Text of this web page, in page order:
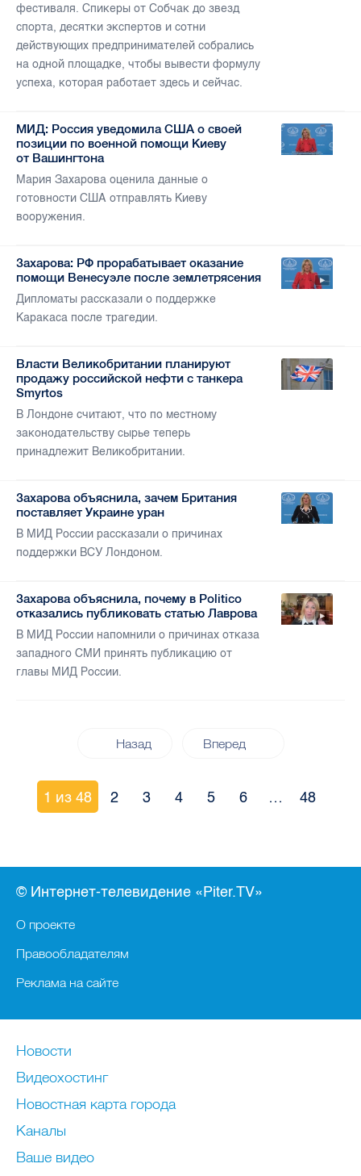
фестиваля. Спикеры от Собчак до звезд
спорта, десятки экспертов и сотни
действующих предпринимателей собрались
на одной площадке, чтобы вывести формулу
успеха, которая работает здесь и сейчас.
МИД: Россия уведомила США о своей
позиции по военной помощи Киеву
от Вашингтона
Мария Захарова оценила данные о
готовности США отправлять Киеву
вооружения.
Захарова: РФ прорабатывает оказание
помощи Венесуэле после землетрясения
Дипломаты рассказали о поддержке
Каракаса после трагедии.
Власти Великобритании планируют
продажу российской нефти с танкера
Smyrtos
В Лондоне считают, что по местному
законодательству сырье теперь
принадлежит Великобритании.
Захарова объяснила, зачем Британия
поставляет Украине уран
В МИД России рассказали о причинах
поддержки ВСУ Лондоном.
Захарова объяснила, почему в Politico
отказались публиковать статью Лаврова
В МИД России напомнили о причинах отказа
западного СМИ принять публикацию от
главы МИД России.
Назад Вперед
1 из 48 2 3 4 5 6 … 48
© Интернет-телевидение «Piter.TV»
О проекте
Правообладателям
Реклама на сайте
Новости
Видеохостинг
Новостная карта города
Каналы
Ваше видео